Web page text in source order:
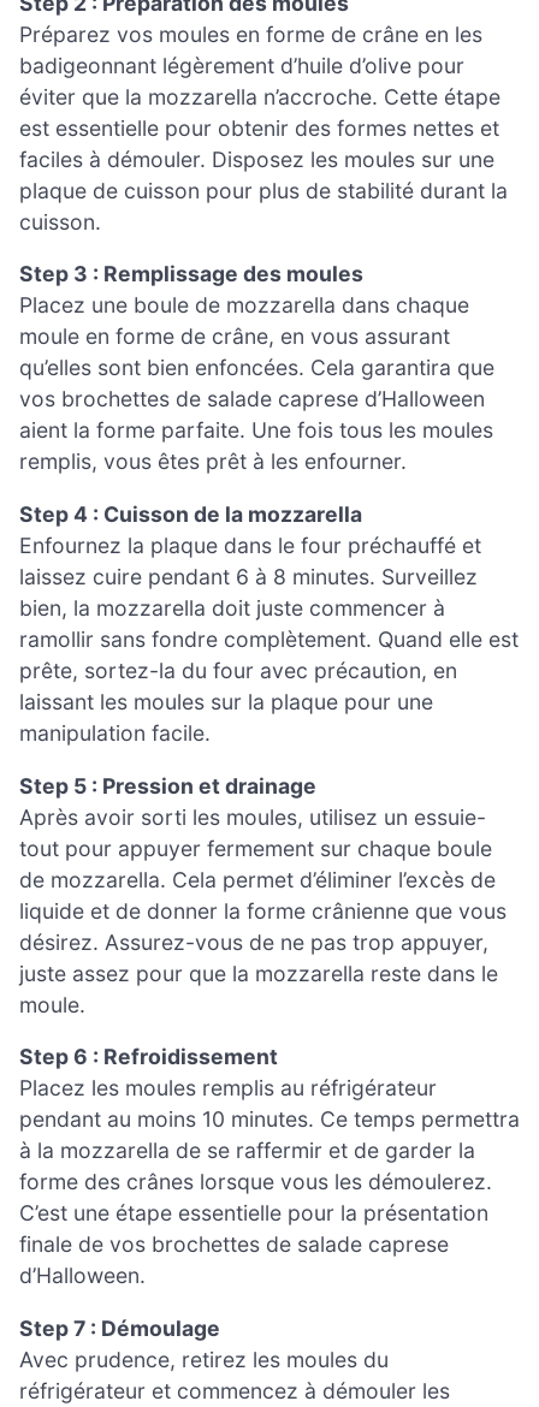
Préparez vos moules en forme de crâne en les
badigeonnant légèrement d’huile d’olive pour
éviter que la mozzarella n’accroche. Cette étape
est essentielle pour obtenir des formes nettes et
faciles à démouler. Disposez les moules sur une
plaque de cuisson pour plus de stabilité durant la
cuisson.
Step 3 : Remplissage des moules
Placez une boule de mozzarella dans chaque
moule en forme de crâne, en vous assurant
qu’elles sont bien enfoncées. Cela garantira que
vos brochettes de salade caprese d’Halloween
aient la forme parfaite. Une fois tous les moules
remplis, vous êtes prêt à les enfourner.
Step 4 : Cuisson de la mozzarella
Enfournez la plaque dans le four préchauffé et
laissez cuire pendant 6 à 8 minutes. Surveillez
bien, la mozzarella doit juste commencer à
ramollir sans fondre complètement. Quand elle est
prête, sortez-la du four avec précaution, en
laissant les moules sur la plaque pour une
manipulation facile.
Step 5 : Pression et drainage
Après avoir sorti les moules, utilisez un essuie-
tout pour appuyer fermement sur chaque boule
de mozzarella. Cela permet d’éliminer l’excès de
liquide et de donner la forme crânienne que vous
désirez. Assurez-vous de ne pas trop appuyer,
juste assez pour que la mozzarella reste dans le
moule.
Step 6 : Refroidissement
Placez les moules remplis au réfrigérateur
pendant au moins 10 minutes. Ce temps permettra
à la mozzarella de se raffermir et de garder la
forme des crânes lorsque vous les démoulerez.
C’est une étape essentielle pour la présentation
finale de vos brochettes de salade caprese
d’Halloween.
Step 7 : Démoulage
Avec prudence, retirez les moules du
réfrigérateur et commencez à démouler les